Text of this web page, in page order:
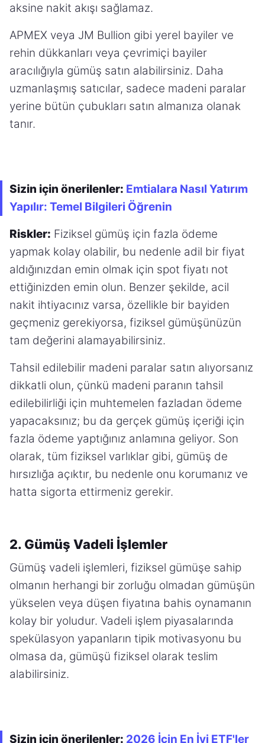
aksine nakit akışı sağlamaz.
APMEX veya JM Bullion gibi yerel bayiler ve
rehin dükkanları veya çevrimiçi bayiler
aracılığıyla gümüş satın alabilirsiniz. Daha
uzmanlaşmış satıcılar, sadece madeni paralar
yerine bütün çubukları satın almanıza olanak
tanır.
Sizin için önerilenler: Emtialara Nasıl Yatırım
Yapılır: Temel Bilgileri Öğrenin
Riskler: Fiziksel gümüş için fazla ödeme
yapmak kolay olabilir, bu nedenle adil bir fiyat
aldığınızdan emin olmak için spot fiyatı not
ettiğinizden emin olun. Benzer şekilde, acil
nakit ihtiyacınız varsa, özellikle bir bayiden
geçmeniz gerekiyorsa, fiziksel gümüşünüzün
tam değerini alamayabilirsiniz.
Tahsil edilebilir madeni paralar satın alıyorsanız
dikkatli olun, çünkü madeni paranın tahsil
edilebilirliği için muhtemelen fazladan ödeme
yapacaksınız; bu da gerçek gümüş içeriği için
fazla ödeme yaptığınız anlamına geliyor. Son
olarak, tüm fiziksel varlıklar gibi, gümüş de
hırsızlığa açıktır, bu nedenle onu korumanız ve
hatta sigorta ettirmeniz gerekir.
2. Gümüş Vadeli İşlemler
Gümüş vadeli işlemleri, fiziksel gümüşe sahip
olmanın herhangi bir zorluğu olmadan gümüşün
yükselen veya düşen fiyatına bahis oynamanın
kolay bir yoludur. Vadeli işlem piyasalarında
spekülasyon yapanların tipik motivasyonu bu
olmasa da, gümüşü fiziksel olarak teslim
alabilirsiniz.
Sizin için önerilenler: 2026 İçin En İyi ETF'ler